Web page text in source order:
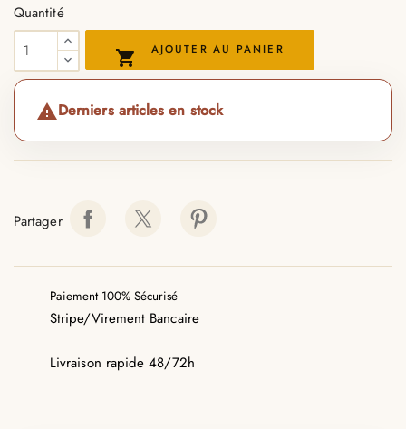
Quantité
 AJOUTER AU PANIER
Derniers articles en stock
Partager
Paiement 100% Sécurisé
Stripe/Virement Bancaire
Livraison rapide 48/72h